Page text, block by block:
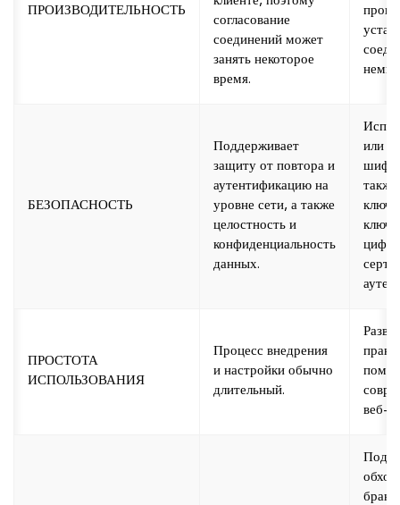
ПРОИЗВОДИТЕЛЬНОСТЬ
согласование
соединений может
занять некоторое
время.
БЕЗОПАСНОСТЬ
Поддерживает
защиту от повтора и
аутентификацию на
уровне сети, а также
целостность и
конфиденциальность
данных.
или
ПРОСТОТА
ИСПОЛЬЗОВАНИЯ
Процесс внедрения
и настройки обычно
длительный.
веб-